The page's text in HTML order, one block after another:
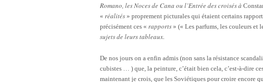
Romano, les Noces de Cana ou l’Entrée des croisés à
« réalités » proprement picturales qui étaient certains
précisément ces « rapports » (« Les parfums, les couleurs et
sujets de leurs tableaux.
De nos jours on a enfin admis (non sans la résistance
cubistes … ) que, la peinture, c’était bien cela, c’est-à-dire
maintenant je crois, que les Soviétiques pour croire encore